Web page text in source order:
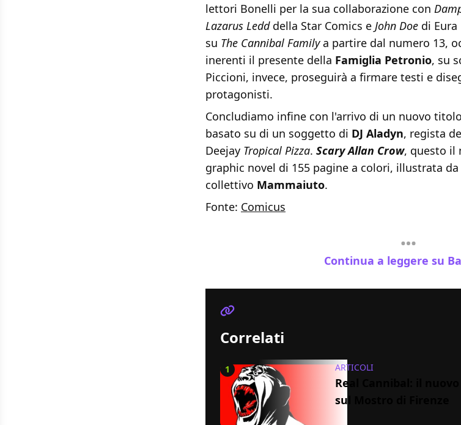
lettori Bonelli per la sua collaborazione con
Lazarus Ledddella Star Comics e John Doe di
su The Cannibal Familya partire dal numero 13,
inerenti il presente della Famiglia Petronio, su
Piccioni, invece, proseguirà a firmare testi e
protagonisti.
Concludiamo infine con l'arrivo di un nuovo
basato su di un soggetto di DJ Aladyn, regista
Deejay Tropical Pizza. Scary Allan Crow, questo il
graphic novel di 155 pagine a colori, illustrata da
collettivo Mammaiuto.
Fonte: Comicus
Continua a leggere su
Correlati
1 ARTICOLI
Real Cannibal: il
sul Mostro di Firenze